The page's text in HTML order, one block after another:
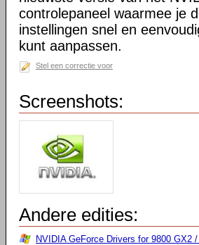
controlepaneel waarmee je
instellingen snel en
kunt aanpassen.
Stel een correctie voor
Screenshots:
Andere edities:
NVIDIA GeForce Drivers for 9800 GX2